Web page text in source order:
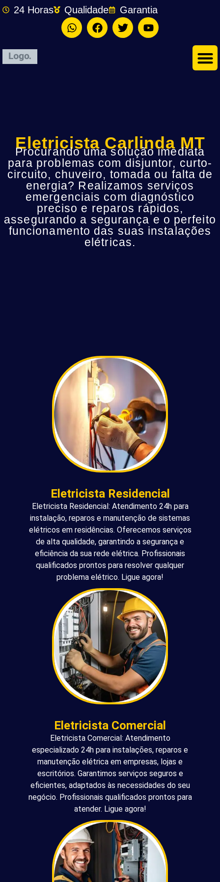
24 Horas Qualidade Garantia
Eletricista Carlinda MT
Procurando uma solução imediata
para problemas com disjuntor, curto-
circuito, chuveiro, tomada ou falta de
energia? Realizamos serviços
emergenciais com diagnóstico
preciso e reparos rápidos,
assegurando a segurança e o perfeito
funcionamento das suas instalações
elétricas.
Eletricista Residencial
Eletricista Residencial: Atendimento 24h para
instalação, reparos e manutenção de sistemas
elétricos em residências. Oferecemos serviços
de alta qualidade, garantindo a segurança e
eficiência da sua rede elétrica. Profissionais
qualificados prontos para resolver qualquer
problema elétrico. Ligue agora!
Eletricista Comercial
Eletricista Comercial: Atendimento
especializado 24h para instalações, reparos e
manutenção elétrica em empresas, lojas e
escritórios. Garantimos serviços seguros e
eficientes, adaptados às necessidades do seu
negócio. Profissionais qualificados prontos para
atender. Ligue agora!